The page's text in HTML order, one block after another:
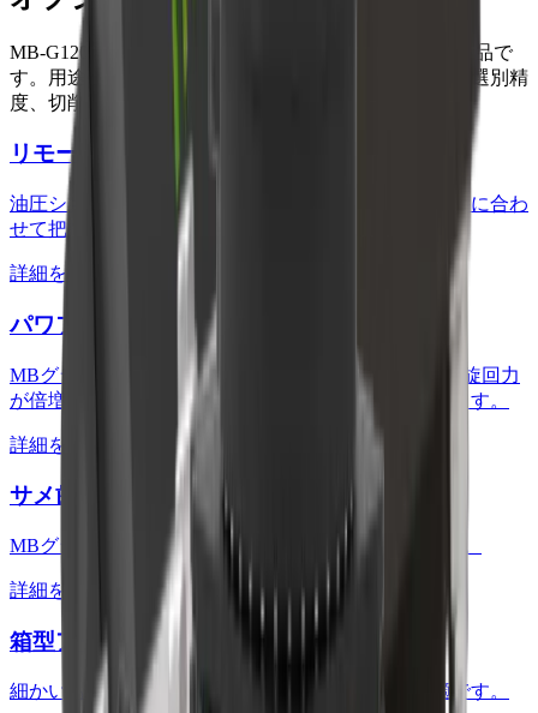
MB-G1200
に対応するMBクラッシャーのオプション製品で
す。用途や材料に合わせて、作業効率、粉じん対策、選別精
度、切削性能、保守管理を拡張できます。
リモートパワーコントロール
油圧ショベルの運転席から爪の閉じ力を調整し、材料に合わ
せて把持力を細かく管理できます。
詳細を見る
パワフル旋回
MBグラップルの上部に取り付けます。グラップルの旋回力
が倍増し、重いものでも楽に移動させることができます。
詳細を見る
サメ歯型先端刃
MBグラップルの標準エッジと交換して使用できます。
詳細を見る
箱型アームプレート
細かいものをきっちりすくって移動させるのに最適です。